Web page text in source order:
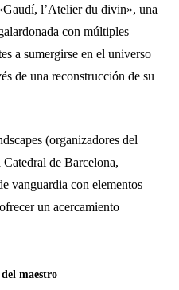
l’Atelier du divin», una
con múltiples
a sumergirse en el universo
de una reconstrucción de su
(organizadores del
de Barcelona,
vanguardia con elementos
un acercamiento
maestro